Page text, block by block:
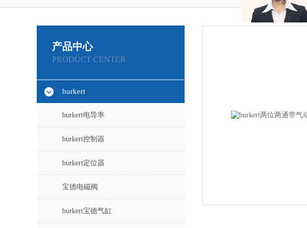
产品中心
PRODUCT CENTER
burkert
burkert电导率
burkert控制器
burkert定位器
宝德电磁阀
burkert宝德气缸